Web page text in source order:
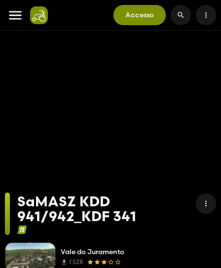
Accesso
SaMASZ KDD
941/942_KDF 341
Vale do Juramento
1 528